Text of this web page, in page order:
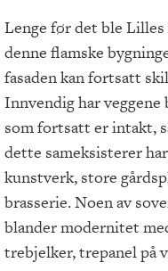
Lenge før det ble
denne flamske
fasaden kan fortsatt
Innvendig har
som fortsatt er intakt,
dette sameksisterer
kunstverk, store
brasserie. Noen av
blander modernitet
trebjelker, trepanel på